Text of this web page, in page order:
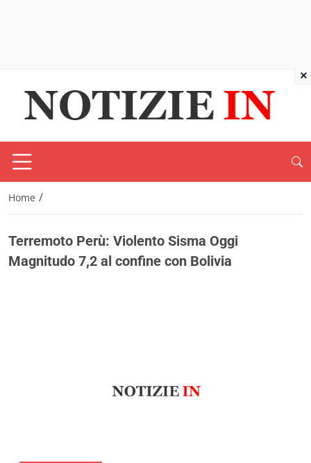
Home /
Terremoto Perù: Violento Sisma Oggi
Magnitudo 7,2 al confine con Bolivia
×